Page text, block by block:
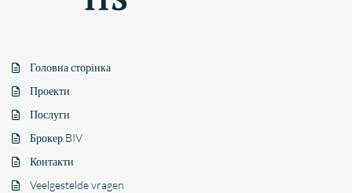
Головна сторінка
Проекти
Послуги
Брокер BIV
Контакти
Veelgestelde vragen